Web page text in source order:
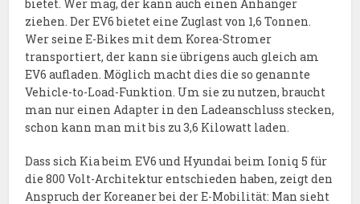
bietet. Wer mag, der kann auch einen Anhänger
ziehen. Der EV6 bietet eine Zuglast von 1,6 Tonnen.
Wer seine E-Bikes mit dem Korea-Stromer
transportiert, der kann sie übrigens auch gleich am
EV6 aufladen. Möglich macht dies die so genannte
Vehicle-to-Load-Funktion. Um sie zu nutzen, braucht
man nur einen Adapter in den Ladeanschluss stecken,
schon kann man mit bis zu 3,6 Kilowatt laden.
Dass sich Kia beim EV6 und Hyundai beim Ioniq 5 für
die 800 Volt-Architektur entschieden haben, zeigt den
Anspruch der Koreaner bei der E-Mobilität: Man sieht